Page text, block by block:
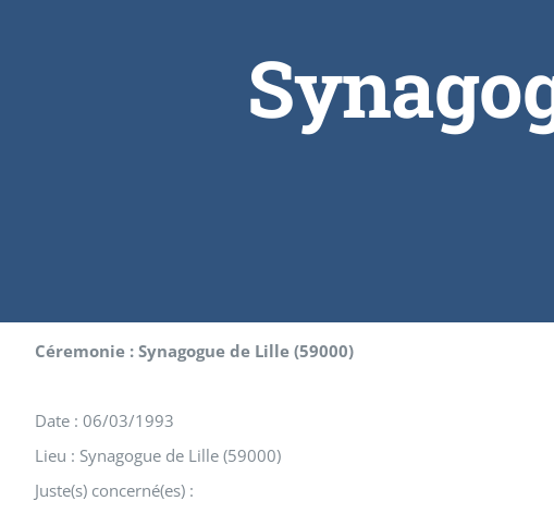
Céremonie : Synagogue de Lille (59000)
Date : 06/03/1993
Lieu : Synagogue de Lille (59000)
Juste(s) concerné(es) :